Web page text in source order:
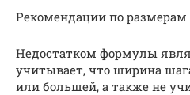
Рекомендации по размерам
Недостатком формулы
учитывает, что ширина
или большей, а также не